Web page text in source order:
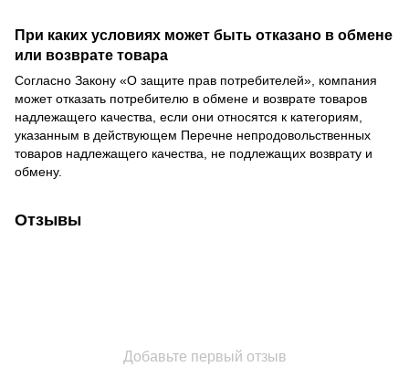
При каких условиях может быть отказано в обмене
или возврате товара
Согласно Закону «О защите прав потребителей», компания
может отказать потребителю в обмене и возврате товаров
надлежащего качества, если они относятся к категориям,
указанным в действующем Перечне непродовольственных
товаров надлежащего качества, не подлежащих возврату и
обмену.
Отзывы
Добавьте первый отзыв